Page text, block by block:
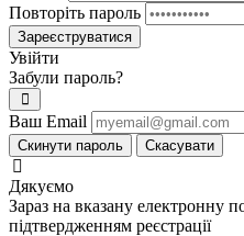
Повторіть пароль
Зареєструватися
Увійти
Забули пароль?
Ваш Email
Скинути пароль Скасувати
Дякуємо
Зараз на вказану електронну
підтвердженням реєстрації